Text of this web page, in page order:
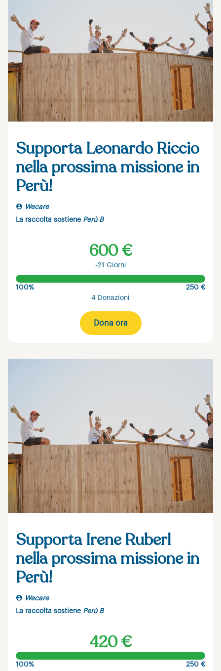
Supporta Leonardo Riccio
nella prossima missione in
Perù!
Wecare
La raccolta sostiene Perù B
600 €
-21 Giorni
100%
250 €
4 Donazioni
Dona ora
Supporta Irene Ruberl
nella prossima missione in
Perù!
Wecare
La raccolta sostiene Perù B
420 €
100%
250 €